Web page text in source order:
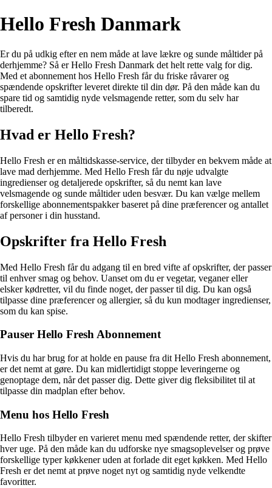
Hello Fresh Danmark
Er du på udkig efter en nem måde at lave lækre og sunde måltider på
derhjemme? Så er Hello Fresh Danmark det helt rette valg for dig.
Med et abonnement hos Hello Fresh får du friske råvarer og
spændende opskrifter leveret direkte til din dør. På den måde kan du
spare tid og samtidig nyde velsmagende retter, som du selv har
tilberedt.
Hvad er Hello Fresh?
Hello Fresh er en måltidskasse-service, der tilbyder en bekvem måde at
lave mad derhjemme. Med Hello Fresh får du nøje udvalgte
ingredienser og detaljerede opskrifter, så du nemt kan lave
velsmagende og sunde måltider uden besvær. Du kan vælge mellem
forskellige abonnementspakker baseret på dine præferencer og antallet
af personer i din husstand.
Opskrifter fra Hello Fresh
Med Hello Fresh får du adgang til en bred vifte af opskrifter, der passer
til enhver smag og behov. Uanset om du er vegetar, veganer eller
elsker kødretter, vil du finde noget, der passer til dig. Du kan også
tilpasse dine præferencer og allergier, så du kun modtager ingredienser,
som du kan spise.
Pauser Hello Fresh Abonnement
Hvis du har brug for at holde en pause fra dit Hello Fresh abonnement,
er det nemt at gøre. Du kan midlertidigt stoppe leveringerne og
genoptage dem, når det passer dig. Dette giver dig fleksibilitet til at
tilpasse din madplan efter behov.
Menu hos Hello Fresh
Hello Fresh tilbyder en varieret menu med spændende retter, der skifter
hver uge. På den måde kan du udforske nye smagsoplevelser og prøve
forskellige typer køkkener uden at forlade dit eget køkken. Med Hello
Fresh er det nemt at prøve noget nyt og samtidig nyde velkendte
favoritter.